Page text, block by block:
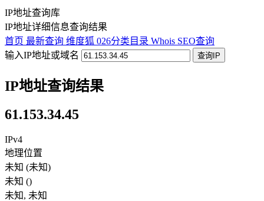
IP地址查询库
IP地址详细信息查询结果
首页 最新查询 维度狐 026分类目录 Whois SEO查询
输入IP地址或域名
查询IP
IP地址查询结果
61.153.34.45
IPv4
地理位置
未知 (未知)
未知 ()
未知, 未知